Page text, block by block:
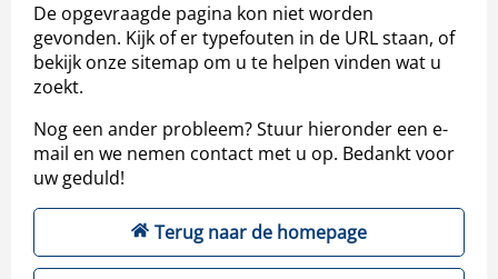
De opgevraagde pagina kon niet worden
gevonden. Kijk of er typefouten in de URL staan, of
bekijk onze sitemap om u te helpen vinden wat u
zoekt.
Nog een ander probleem? Stuur hieronder een e-
mail en we nemen contact met u op. Bedankt voor
uw geduld!
Terug naar de homepage